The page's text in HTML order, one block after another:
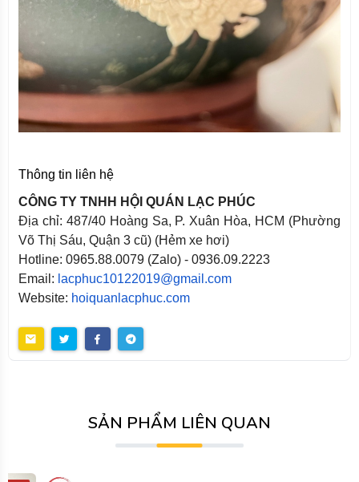
Thông tin liên hệ
CÔNG TY TNHH HỘI QUÁN LẠC PHÚC
Địa chỉ: 487/40 Hoàng Sa, P. Xuân Hòa, HCM (Phường
Võ Thị Sáu, Quận 3 cũ) (Hẻm xe hơi)
Hotline: 0965.88.0079 (Zalo) - 0936.09.2223
Email: lacphuc10122019@gmail.com
Website: hoiquanlacphuc.com
SẢN PHẨM LIÊN QUAN